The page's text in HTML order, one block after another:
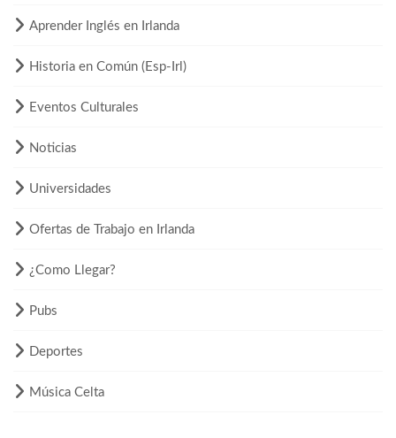
Aprender Inglés en Irlanda
Historia en Común (Esp-Irl)
Eventos Culturales
Noticias
Universidades
Ofertas de Trabajo en Irlanda
¿Como Llegar?
Pubs
Deportes
Música Celta